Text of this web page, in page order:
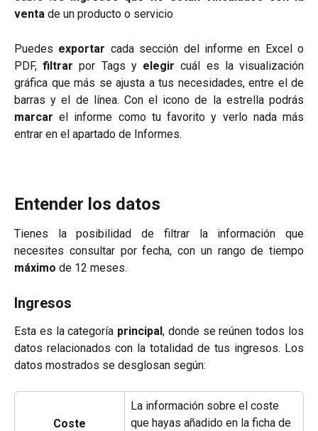
venta de un producto o servicio
Puedes exportar cada sección del informe en Excel o
PDF,filtrar por Tags y elegir cuál es la visualización
gráfica que más se ajusta a tus necesidades, entre el de
barras y el de línea. Con el icono de la estrella podrás
marcar el informe como tu favorito y verlo nada más
entrar en el apartado de Informes.
Entender los datos
Tienes la posibilidad de filtrar la información que
necesites consultar por fecha, con un rango de tiempo
máximo de 12 meses.
Ingresos
Esta es la categoría principal, donde se reúnen todos los
datos relacionados con la totalidad de tus ingresos. Los
datos mostrados se desglosan según:
Coste
La información sobre el coste
que hayas añadido en la ficha de